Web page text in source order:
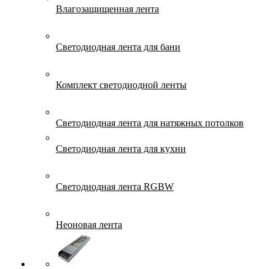
Влагозащищенная лента
Светодиодная лента для бани
Комплект светодиодной ленты
Светодиодная лента для натяжных потолков
Светодиодная лента для кухни
Светодиодная лента RGBW
Неоновая лента